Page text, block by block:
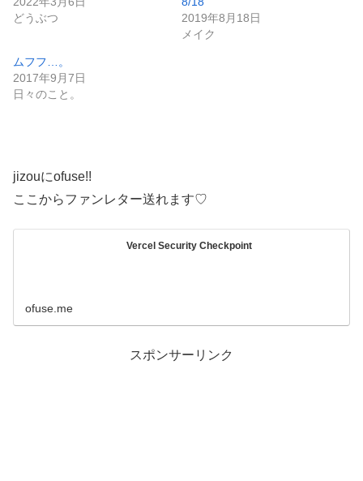
どうぶつ
2019年8月18日
メイク
ムフフ…。
2017年9月7日
日々のこと。
jizouにofuse!!
ここからファンレター送れます♡
Vercel Security Checkpoint
ofuse.me
スポンサーリンク